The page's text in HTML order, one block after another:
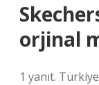
orjinal
1 yanıt.